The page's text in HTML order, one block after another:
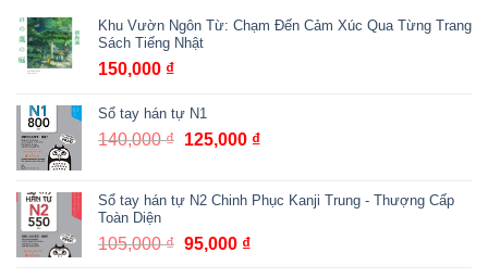
Khu Vườn Ngôn Từ: Chạm Đến Cảm Xúc Qua Từng Trang
Sách Tiếng Nhật
150,000 ₫
Sổ tay hán tự N1
140,000₫ Giá
140,000 ₫.
125,000 ₫Giá
là:
Sổ tay hán tự N2 Chinh Phục Kanji Trung - Thượng Cấp
Toàn Diện
105,000₫ Giá
95,000 ₫Giá